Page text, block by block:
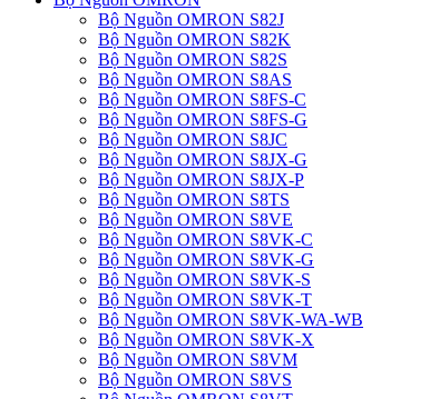
Bộ Nguồn OMRON S82J
Bộ Nguồn OMRON S82K
Bộ Nguồn OMRON S82S
Bộ Nguồn OMRON S8AS
Bộ Nguồn OMRON S8FS-C
Bộ Nguồn OMRON S8FS-G
Bộ Nguồn OMRON S8JC
Bộ Nguồn OMRON S8JX-G
Bộ Nguồn OMRON S8JX-P
Bộ Nguồn OMRON S8TS
Bộ Nguồn OMRON S8VE
Bộ Nguồn OMRON S8VK-C
Bộ Nguồn OMRON S8VK-G
Bộ Nguồn OMRON S8VK-S
Bộ Nguồn OMRON S8VK-T
Bộ Nguồn OMRON S8VK-WA-WB
Bộ Nguồn OMRON S8VK-X
Bộ Nguồn OMRON S8VM
Bộ Nguồn OMRON S8VS